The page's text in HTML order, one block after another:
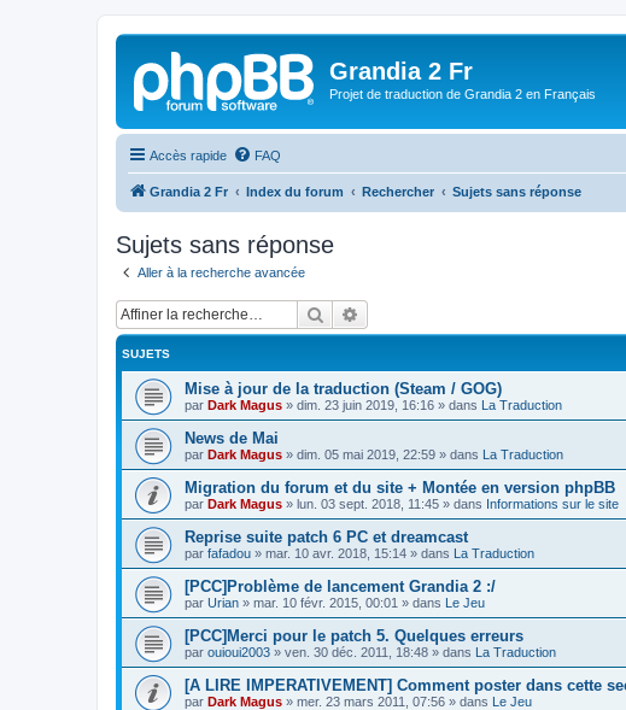
Grandia 2 Fr
Projet de traduction de Grandia 2 en Français
Accès rapide FAQ
Grandia 2 Fr Index du forum Rechercher Sujets sans réponse
Sujets sans réponse
Aller à la recherche avancée
Rechercher
SUJETS
Mise à jour de la traduction (Steam / GOG)
par Dark Magus » dim. 23 juin 2019, 16:16 » dans La Traduction
News de Mai
par Dark Magus » dim. 05 mai 2019, 22:59 » dans La Traduction
Migration du forum et du site + Montée en version phpBB
par Dark Magus » lun. 03 sept. 2018, 11:45 » dans Informations sur le site
Reprise suite patch 6 PC et dreamcast
par fafadou » mar. 10 avr. 2018, 15:14 » dans La Traduction
[PCC]Problème de lancement Grandia 2 :/
par Urian » mar. 10 févr. 2015, 00:01 » dans Le Jeu
[PCC]Merci pour le patch 5. Quelques erreurs
par ouioui2003 » ven. 30 déc. 2011, 18:48 » dans La Traduction
[A LIRE IMPERATIVEMENT] Comment poster dans cette
par Dark Magus » mer. 23 mars 2011, 07:56 » dans Le Jeu